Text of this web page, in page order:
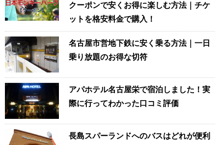
クーポンで安くお得に楽しむ方法｜チケ
ットを格安料金で購入！
名古屋市営地下鉄に安く乗る方法｜一日
乗り放題のお得な切符
アパホテル名古屋栄で宿泊しました！実
際に行ってわかった口コミ評価
長島スパーランドへのバスはどれが便利